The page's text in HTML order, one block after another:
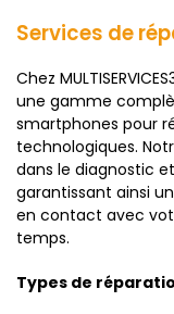
Services de
Chez
une gamme
smartphones pour
technologiques.
dans le diagnostic
garantissant ainsi
en contact avec
temps.
Types de